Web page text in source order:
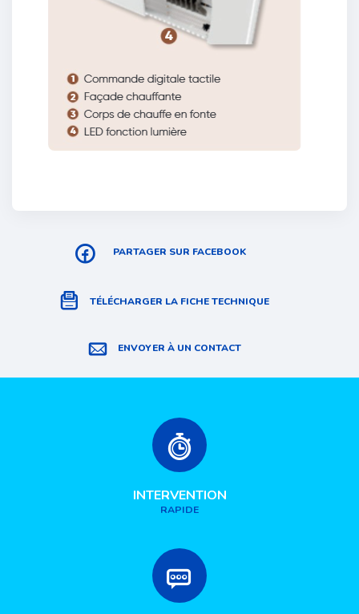
PARTAGER SUR FACEBOOK
TÉLÉCHARGER LA FICHE TECHNIQUE
ENVOYER À UN CONTACT
INTERVENTION
RAPIDE